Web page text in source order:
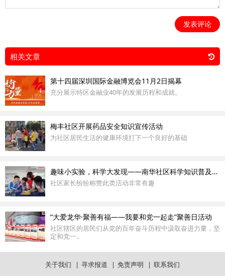
发表评论
相关文章
第十四届深圳国际金融博览会11月2日揭幕
充分展示特区金融业40年的发展历程和成就。
梅丰社区开展药品安全知识宣传活动
为社区居民生活的健康环境打下一个良好的基础
趣味小实验，科学大发现——南华社区科学知识普及小组真有趣
社区家长纷纷称赞此类活动非常有趣
“大爱龙华·聚善有福——我要和党一起走”聚善日活动
社区辖区的居民们从党的百年奋斗历程中汲取奋进力量，坚
定和党一..
关于我们 | 寻求报道 | 免责声明 | 联系我们